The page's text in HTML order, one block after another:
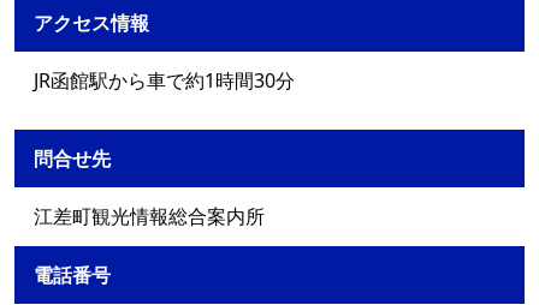
アクセス情報
JR函館駅から車で約1時間30分
問合せ先
江差町観光情報総合案内所
電話番号